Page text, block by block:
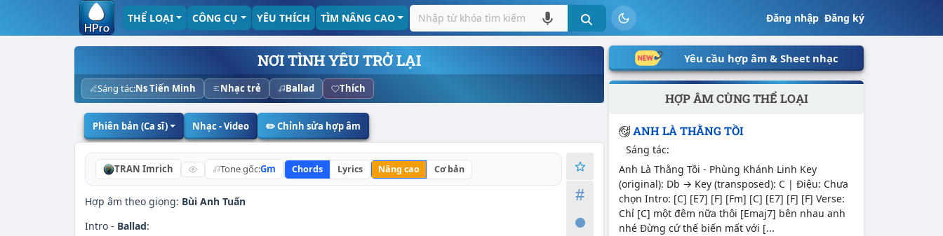
Đăng nhập|Đăng ký
THỂ LOẠI CÔNG CỤ YÊU THÍCH TÌM NÂNG CAO
NƠI TÌNH YÊU TRỞ LẠI
Sáng tác:Ns Tiến Minh Nhạc trẻ Ballad Thích
Phiên bản (Ca sĩ) Nhạc - Video ✏️ Chỉnh sửa hợp âm
TRAN Imrich Tone gốc:Gm Chords Lyrics Nâng cao Cơ bản
Hợp âm theo giọng: Bùi Anh Tuấn
Intro - Ballad:
Yêu cầu hợp âm & Sheet nhạc
HỢP ÂM CÙNG THỂ LOẠI
ANH LÀ THẰNG TỒI
Sáng tác:
Anh Là Thằng Tồi - Phùng Khánh Linh Key
(original): Db → Key (transposed): C | Điệu: Chưa
chọn Intro: [C] [E7] [F] [Fm] [C] [E7] [F] [F] Verse:
Chỉ [C] một đêm nữa thôi [Emaj7] bên nhau anh
nhé Đừng cứ thế biến mất với [...